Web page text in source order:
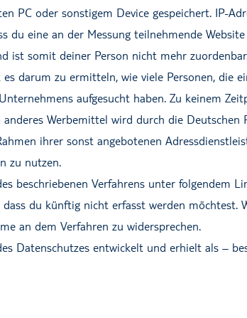
PC oder sonstigem Device gespeichert. IP-
du eine an der Messung teilnehmende
ist somit deiner Person nicht mehr
darum zu ermitteln, wie viele Personen, die
aufgesucht haben. Zu keinem
Werbemittel wird durch die
ihrer sonst angebotenen
zu nutzen.
beschriebenen Verfahrens unter folgendem
du künftig nicht erfasst werden möchtest.
an dem Verfahren zu widersprechen.
Datenschutzes entwickelt und erhielt als –